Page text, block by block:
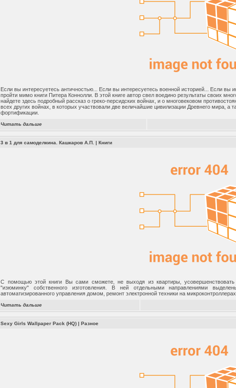
Если вы интересуетесь античностью... Если вы интересуетесь военной историей... Если вы
пройти мимо книги Питера Коннолли. В этой книге автор свел воедино результаты своих
найдете здесь подробный рассказ о греко-персидских войнах, и о многовековом
всех других войнах, в которых участвовали две величайшие цивилизации Древнего мира, а
фортификации.
Читать дальше
3 в 1 для самоделкина. Кашкаров А.П. |Книги
С помощью этой книги Вы сами сможете, не выходя из квартиры, усовершенствовать
"изюминку" собственного изготовления. В ней отдельными направлениями
автоматизированного управления домом, ремонт электронной техники на микроконтроллерах
Читать дальше
Sexy Girls Wallpaper Pack (HQ) |Разное